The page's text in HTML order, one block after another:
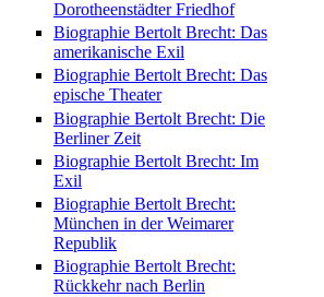
Dorotheenstädter Friedhof
Biographie Bertolt Brecht: Das
amerikanische Exil
Biographie Bertolt Brecht: Das
epische Theater
Biographie Bertolt Brecht: Die
Berliner Zeit
Biographie Bertolt Brecht: Im
Exil
Biographie Bertolt Brecht:
München in der Weimarer
Republik
Biographie Bertolt Brecht:
Rückkehr nach Berlin